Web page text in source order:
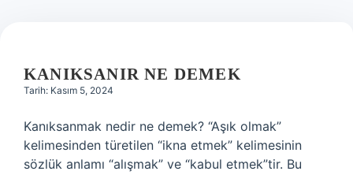
KANIKSANIR NE DEMEK
Tarih: Kasım 5, 2024
Kanıksanmak nedir ne demek? “Aşık olmak”
kelimesinden türetilen “ikna etmek” kelimesinin
sözlük anlamı “alışmak” ve “kabul etmek”tir. Bu